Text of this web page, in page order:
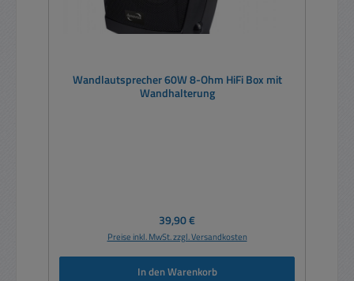
Wandlautsprecher 60W 8-Ohm HiFi Box mit
Wandhalterung
Regulärer Preis:
39,90 €
Preise inkl. MwSt. zzgl. Versandkosten
In den Warenkorb